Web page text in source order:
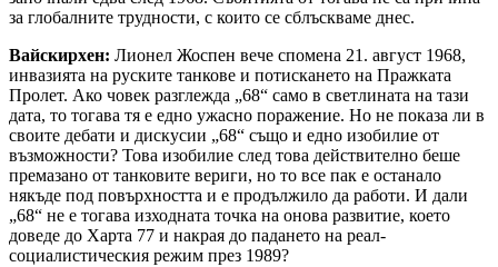
за глобалните трудности, с които се сблъскваме днес.
Вайскирхен: Лионел Жоспен вече спомена 21. август 1968,
инвазията на руските танкове и потискането на Пражката
Пролет. Ако човек разглежда „68“ само в светлината на тази
дата, то тогава тя е едно ужасно поражение. Но не показа ли в
своите дебати и дискусии „68“ също и едно изобилие от
възможности? Това изобилие след това действително беше
премазано от танковите вериги, но то все пак е останало
някъде под повърхността и е продължило да работи. И дали
„68“ не е тогава изходната точка на онова развитие, което
доведе до Харта 77 и накрая до падането на реал-
социалистическия режим през 1989?